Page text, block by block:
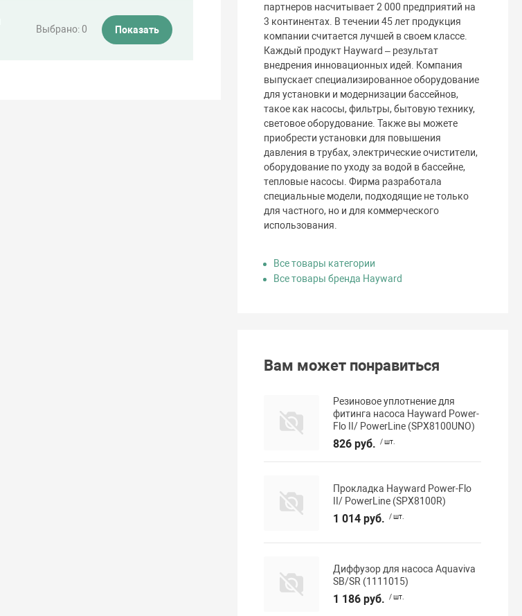
Выбрано:0 Показать
партнеров насчитывает 2 000 предприятий на
3 континентах. В течении 45 лет продукция
компании считается лучшей в своем классе.
Каждый продукт Hayward – результат
внедрения инновационных идей. Компания
выпускает специализированное оборудование
для установки и модернизации бассейнов,
такое как насосы, фильтры, бытовую технику,
световое оборудование. Также вы можете
приобрести установки для повышения
давления в трубах, электрические очистители,
оборудование по уходу за водой в бассейне,
тепловые насосы. Фирма разработала
специальные модели, подходящие не только
для частного, но и для коммерческого
использования.
Все товары категории
Все товары бренда Hayward
Вам может понравиться
Резиновое уплотнение для
фитинга насоса Hayward Power-
Flo II/ PowerLine (SPX8100UNO)
826 руб. / шт.
Прокладка Hayward Power-Flo
II/ PowerLine (SPX8100R)
1 014 руб. / шт.
Диффузор для насоса Aquaviva
SB/SR (1111015)
1 186 руб. / шт.